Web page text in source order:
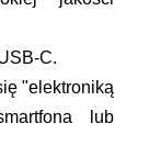
C.
"elektroniką
lub